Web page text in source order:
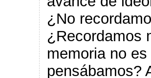
¿No
¿Recordamos
memoria no
pensábamos?